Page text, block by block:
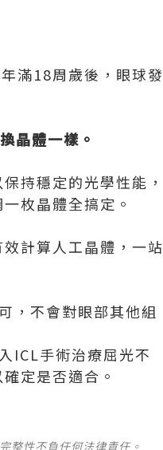
滿18周歲後，眼球發
晶體一樣。
持穩定的光學性能，
枚晶體全搞定。
計算人工晶體，一站
，不會對眼部其他組
ICL手術治療屈光不
定是否適合。
整性不負任何法律責任。